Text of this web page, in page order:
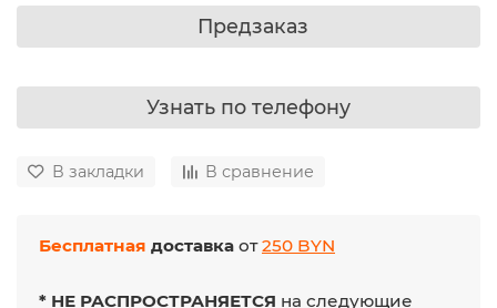
Предзаказ
Узнать по телефону
В закладки В сравнение
Бесплатная доставка от250 BYN
* НЕ РАСПРОСТРАНЯЕТСЯ на следующие